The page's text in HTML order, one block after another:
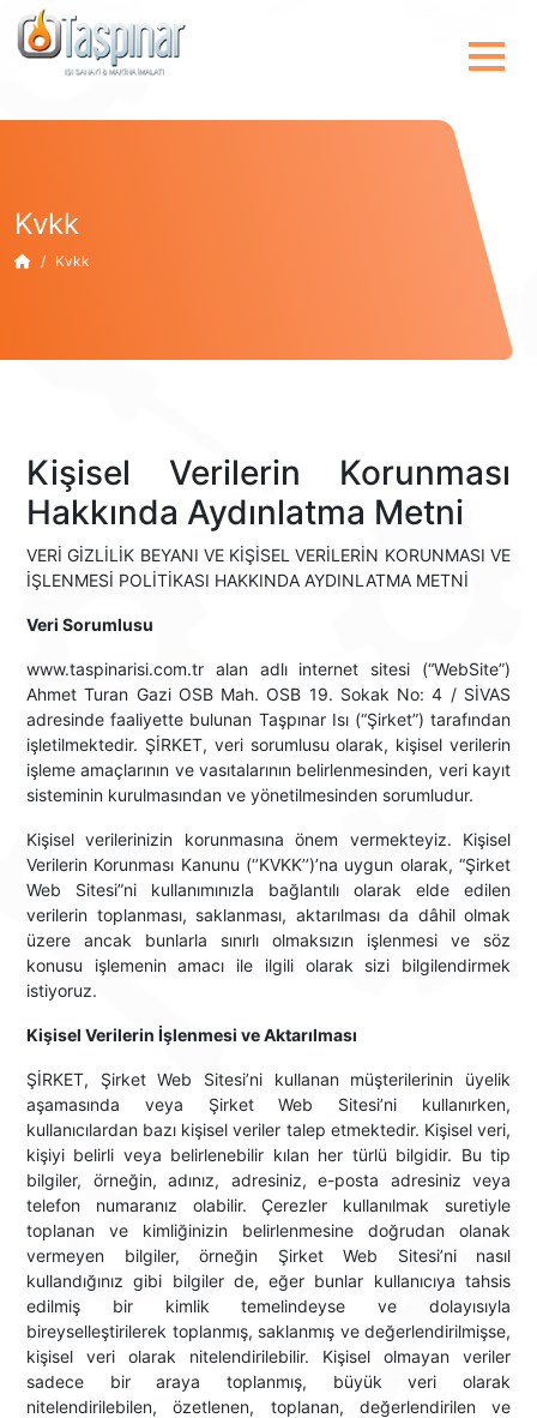
Kvkk
Kvkk
Kişisel Verilerin Korunması
Hakkında Aydınlatma Metni
VERİ GİZLİLİK BEYANI VE KİŞİSEL VERİLERİN KORUNMASI VE
İŞLENMESİ POLİTİKASI HAKKINDA AYDINLATMA METNİ
Veri Sorumlusu
www.taspinarisi.com.tr alan adlı internet sitesi (“WebSite”)
Ahmet Turan Gazi OSB Mah. OSB 19. Sokak No: 4 / SİVAS
adresinde faaliyette bulunan Taşpınar Isı (“Şirket”) tarafından
işletilmektedir. ŞİRKET, veri sorumlusu olarak, kişisel verilerin
işleme amaçlarının ve vasıtalarının belirlenmesinden, veri kayıt
sisteminin kurulmasından ve yönetilmesinden sorumludur.
Kişisel verilerinizin korunmasına önem vermekteyiz. Kişisel
Verilerin Korunması Kanunu (‘’KVKK’’)’na uygun olarak, “Şirket
Web Sitesi”ni kullanımınızla bağlantılı olarak elde edilen
verilerin toplanması, saklanması, aktarılması da dâhil olmak
üzere ancak bunlarla sınırlı olmaksızın işlenmesi ve söz
konusu işlemenin amacı ile ilgili olarak sizi bilgilendirmek
istiyoruz.
Kişisel Verilerin İşlenmesi ve Aktarılması
ŞİRKET, Şirket Web Sitesi’ni kullanan müşterilerinin üyelik
aşamasında veya Şirket Web Sitesi’ni kullanırken,
kullanıcılardan bazı kişisel veriler talep etmektedir. Kişisel veri,
kişiyi belirli veya belirlenebilir kılan her türlü bilgidir. Bu tip
bilgiler, örneğin, adınız, adresiniz, e-posta adresiniz veya
telefon numaranız olabilir. Çerezler kullanılmak suretiyle
toplanan ve kimliğinizin belirlenmesine doğrudan olanak
vermeyen bilgiler, örneğin Şirket Web Sitesi’ni nasıl
kullandığınız gibi bilgiler de, eğer bunlar kullanıcıya tahsis
edilmiş bir kimlik temelindeyse ve dolayısıyla
bireyselleştirilerek toplanmış, saklanmış ve değerlendirilmişse,
kişisel veri olarak nitelendirilebilir. Kişisel olmayan veriler
sadece bir araya toplanmış, büyük veri olarak
nitelendirilebilen, özetlenen, toplanan, değerlendirilen ve